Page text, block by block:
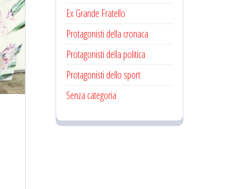
Ex Grande Fratello
Protagonisti della cronaca
Protagonisti della politica
Protagonisti dello sport
Senza categoria